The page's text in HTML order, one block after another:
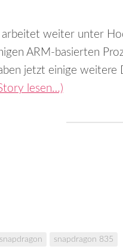
arbeitet weiter unter
ARM-basierten
jetzt einige weitere
lesen…)
snapdragon snapdragon 835